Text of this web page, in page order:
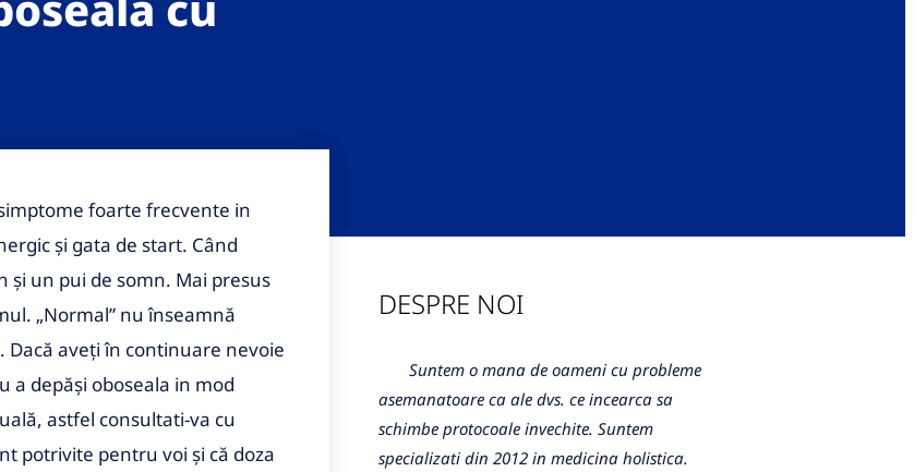
foarte frecvente in
și gata de start. Când
și un pui de somn. Mai presus
„Normal” nu înseamnă
aveți în continuare nevoie
a depăși oboseala in mod
astfel consultati-va cu
potrivite pentru voi și că doza
DESPRE NOI
Suntem o mana de oameni cu probleme
asemanatoare ca ale dvs. ce incearca sa
schimbe protocoale invechite. Suntem
specializati din 2012 in medicina holistica.